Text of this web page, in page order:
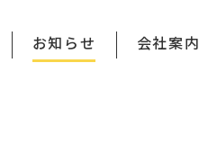
お知らせ 会社案内